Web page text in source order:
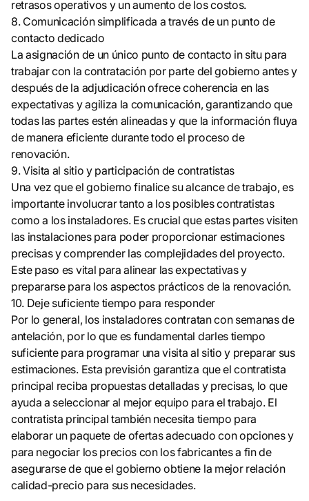
retrasos operativos y un aumento de los costos.
8. Comunicación simplificada a través de un punto de
contacto dedicado
La asignación de un único punto de contacto in situ para
trabajar con la contratación por parte del gobierno antes y
después de la adjudicación ofrece coherencia en las
expectativas y agiliza la comunicación, garantizando que
todas las partes estén alineadas y que la información fluya
de manera eficiente durante todo el proceso de
renovación.
9. Visita al sitio y participación de contratistas
Una vez que el gobierno finalice su alcance de trabajo, es
importante involucrar tanto a los posibles contratistas
como a los instaladores. Es crucial que estas partes visiten
las instalaciones para poder proporcionar estimaciones
precisas y comprender las complejidades del proyecto.
Este paso es vital para alinear las expectativas y
prepararse para los aspectos prácticos de la renovación.
10. Deje suficiente tiempo para responder
Por lo general, los instaladores contratan con semanas de
antelación, por lo que es fundamental darles tiempo
suficiente para programar una visita al sitio y preparar sus
estimaciones. Esta previsión garantiza que el contratista
principal reciba propuestas detalladas y precisas, lo que
ayuda a seleccionar al mejor equipo para el trabajo. El
contratista principal también necesita tiempo para
elaborar un paquete de ofertas adecuado con opciones y
para negociar los precios con los fabricantes a fin de
asegurarse de que el gobierno obtiene la mejor relación
calidad-precio para sus necesidades.